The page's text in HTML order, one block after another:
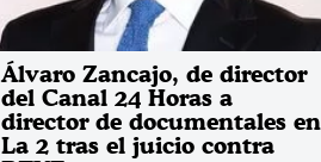
Álvaro Zancajo, de director
del Canal 24 Horas a
director de documentales en
La 2 tras el juicio contra